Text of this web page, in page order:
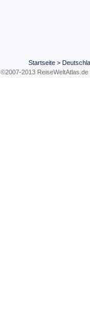
Startseite>
©2007-2013